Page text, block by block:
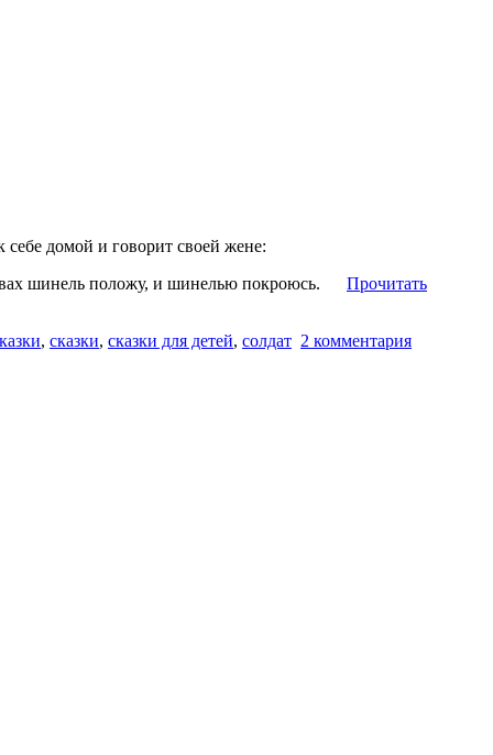
себе домой и говорит своей жене:
шинель положу, и шинелью покроюсь. Прочитать
, сказки, сказки для детей, солдат 2 комментария